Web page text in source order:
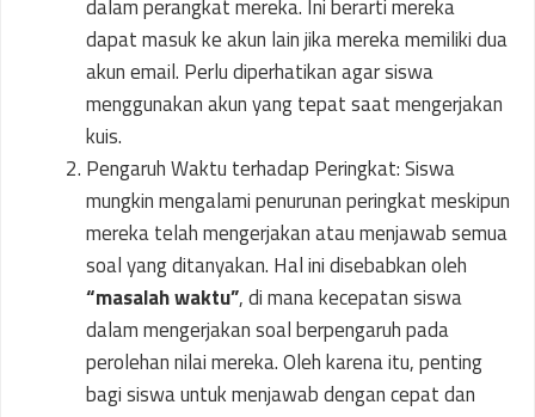
dalam perangkat mereka. Ini berarti mereka
dapat masuk ke akun lain jika mereka memiliki dua
akun email. Perlu diperhatikan agar siswa
menggunakan akun yang tepat saat mengerjakan
kuis.
Pengaruh Waktu terhadap Peringkat: Siswa
mungkin mengalami penurunan peringkat meskipun
mereka telah mengerjakan atau menjawab semua
soal yang ditanyakan. Hal ini disebabkan oleh
“masalah waktu”, di mana kecepatan siswa
dalam mengerjakan soal berpengaruh pada
perolehan nilai mereka. Oleh karena itu, penting
bagi siswa untuk menjawab dengan cepat dan